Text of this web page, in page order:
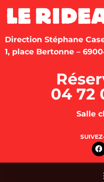
Direction Stéphane
1, place Bertonne –
04 72
Salle